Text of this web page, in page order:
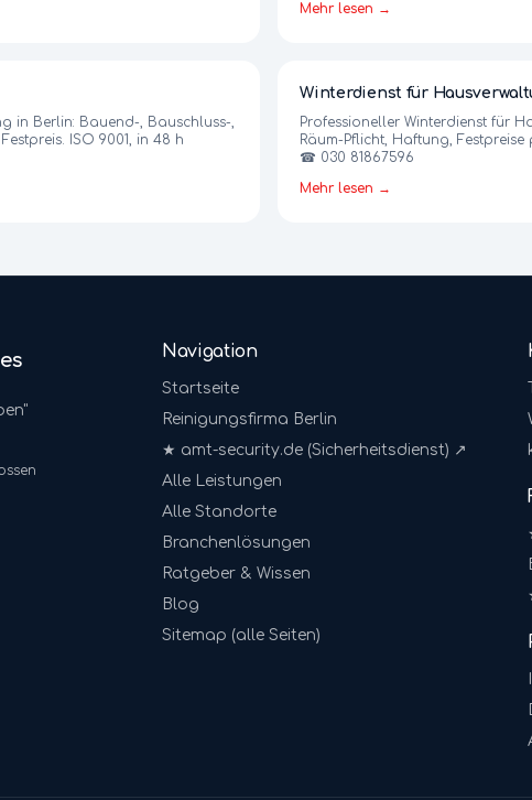
Mehr lesen →
in Berlin: Bauend-, Bauschluss-,
ISO 9001, in 48 h
Winterdienst für
Professioneller Winterdienst für
Räum-Pflicht, Haftung, Festpreise
☎ 030 81867596
Mehr lesen →
Navigation
Startseite
Reinigungsfirma Berlin
★ amt-security.de (Sicherheitsdienst) ↗
Alle Leistungen
Alle Standorte
Branchenlösungen
Ratgeber & Wissen
Blog
Sitemap (alle Seiten)